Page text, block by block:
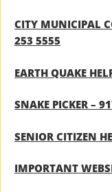
CITY MUNICIPAL
253 5555
EARTH QUAKE
SNAKE PICKER –
SENIOR CITIZEN
IMPORTANT